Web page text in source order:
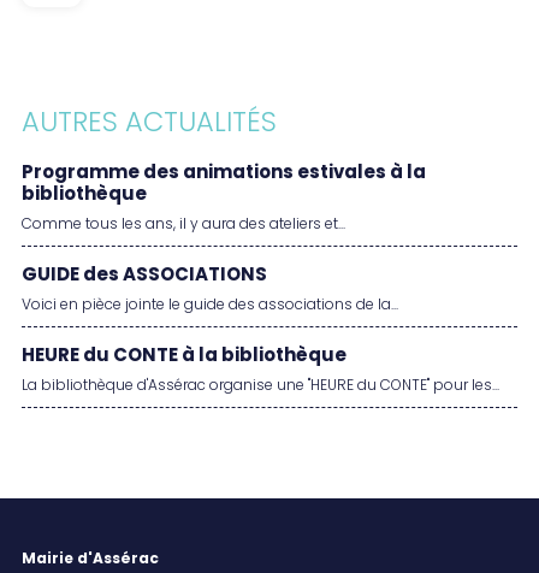
AUTRES ACTUALITÉS
Programme des animations estivales à la
bibliothèque
Comme tous les ans, il y aura des ateliers et...
GUIDE des ASSOCIATIONS
Voici en pièce jointe le guide des associations de la...
HEURE du CONTE à la bibliothèque
La bibliothèque d'Assérac organise une "HEURE du CONTE" pour les...
Mairie d'Assérac